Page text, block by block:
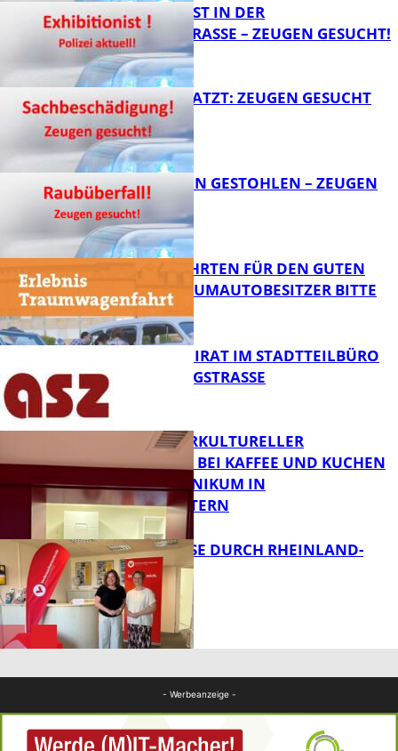
EXHIBITIONIST IN DER
VELMANNSTRASSE – ZEUGEN GESUCHT!
AUTO ZERKRATZT: ZEUGEN GESUCHT
FB News
TEURE KETTEN GESTOHLEN – ZEUGEN
GESUCHT!
FB News
SPENDENFAHRTEN FÜR DEN GUTEN
ZWECK – TRAUMAUTOBESITZER BITTE
MELDEN!
FB News
SENIORENBEIRAT IM STADTTEILBÜRO
IN DER KÖNIGSTRASSE
FB Gesundheit
NEUER INTERKULTURELLER
TREFFPUNKT BEI KAFFEE UND KUCHEN
IM PFALZKLINIKUM IN
KAISERSLAUTERN
SOMMERREISE DURCH RHEINLAND-
PFALZ
- Werbeanzeige -